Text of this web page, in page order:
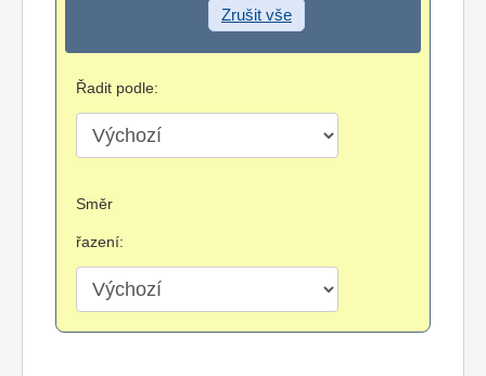
Zrušit vše
Řadit podle:
Směr
řazení: